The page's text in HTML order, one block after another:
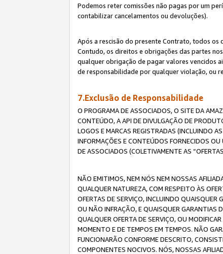
Podemos reter comissões não pagas por um
contabilizar cancelamentos ou devoluções).
Após a rescisão do presente Contrato, todos os
Contudo, os direitos e obrigações das partes
qualquer obrigação de pagar valores vencidos
de responsabilidade por qualquer violação, ou
7.Exclusão de Responsabilidade
O PROGRAMA DE ASSOCIADOS, O SITE DA
CONTEÚDO, A API DE DIVULGAÇÃO DE
LOGOS E MARCAS REGISTRADAS (INCLUINDO
INFORMAÇÕES E CONTEÚDOS FORNECIDOS
DE ASSOCIADOS (COLETIVAMENTE AS
NÃO EMITIMOS, NEM NÓS NEM NOSSAS
QUALQUER NATUREZA, COM RESPEITO ÀS
OFERTAS DE SERVIÇO, INCLUINDO QUAISQUER
OU NÃO INFRAÇÃO, E QUAISQUER GARANTIAS
QUALQUER OFERTA DE SERVIÇO, OU
MOMENTO E DE TEMPOS EM TEMPOS. NÃO
FUNCIONARÃO CONFORME DESCRITO,
COMPONENTES NOCIVOS. NÓS, NOSSAS